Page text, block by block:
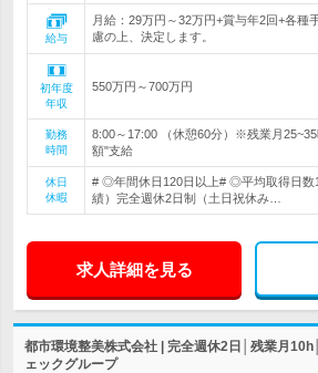
給与
月給：29万円～32万円+賞与年2回+各
慮の上、決定します。
初年度
年収
550万円～700万円
勤務
時間
8:00～17:00 （休憩60分）※残業月
額"支給
休日
休暇
# ◎年間休日120日以上# ◎平均取得日数
績）完全週休2日制（土日祝休み…
求人詳細を見る
都市環境整美株式会社 | 完全週休2日│残業月
ェックグループ